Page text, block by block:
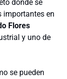
donde se
importantes en
Flores
y uno de
se pueden